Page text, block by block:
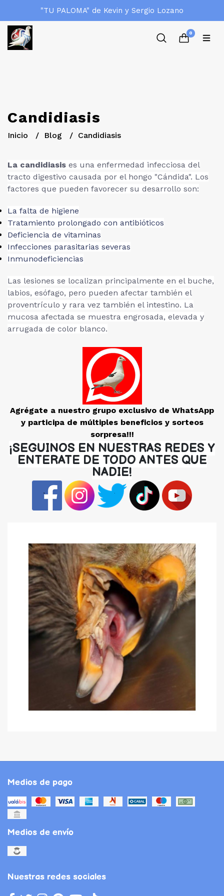
"TU PALOMA" de Kevin y Sergio Lozano
0
Candidiasis
Inicio Blog Candidiasis
La candidiasis es una enfermedad infecciosa del
tracto digestivo causada por el hongo "Cándida". Los
factores que pueden favorecer su desarrollo son:
La falta de higiene
Tratamiento prolongado con antibióticos
Deficiencia de vitaminas
Infecciones parasitarias severas
Inmunodeficiencias
Las lesiones se localizan principalmente en el buche,
labios, esófago, pero pueden afectar también el
proventrículo y rara vez también el intestino. La
mucosa afectada se muestra engrosada, elevada y
arrugada de color blanco.
Agrégate a nuestro grupo exclusivo de WhatsApp
y participa de múltiples beneficios y sorteos
sorpresa!!!
¡SEGUINOS EN NUESTRAS REDES Y
ENTERATE DE TODO ANTES QUE
NADIE!
Medios de pago
Medios de envío
Nuestras redes sociales